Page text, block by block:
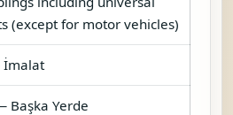
(except for motor vehicles)
Başka Yerde